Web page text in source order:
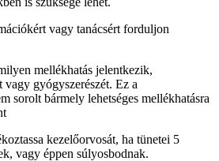
vagy tanácsért forduljon
mellékhatás jelentkezik,
vagy gyógyszerészét. Ez a
sorolt bármely lehetséges mellékhatásra
kezelőorvosát, ha tünetei 5
vagy éppen súlyosbodnak.